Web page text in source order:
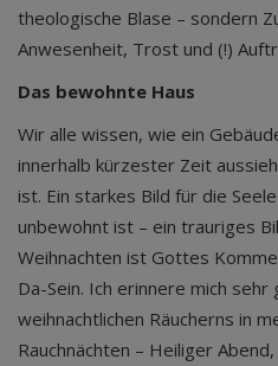
theologische Blase – sondern
Anwesenheit, Trost und (!)
Das bewohnte Haus
Wir alle wissen, wie ein
innerhalb kürzester Zeit
ist. Ein starkes Bild für die
unbewohnt ist – ein trauriges
Weihnachten ist Gottes
Da-Sein. Ich erinnere mich
weihnachtlichen Räucherns in
Rauchnächten – Heiliger